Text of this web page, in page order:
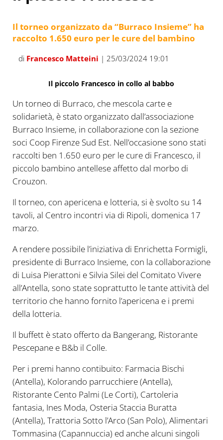
Il torneo organizzato da “Burraco Insieme” ha
raccolto 1.650 euro per le cure del bambino
di Francesco Matteini | 25/03/2024 19:01
Il piccolo Francesco in collo al babbo
Un torneo di Burraco, che mescola carte e
solidarietà, è stato organizzato dall’associazione
Burraco Insieme, in collaborazione con la sezione
soci Coop Firenze Sud Est. Nell’occasione sono stati
raccolti ben 1.650 euro per le cure di Francesco, il
piccolo bambino antellese affetto dal morbo di
Crouzon.
Il torneo, con apericena e lotteria, si è svolto su 14
tavoli, al Centro incontri via di Ripoli, domenica 17
marzo.
A rendere possibile l’iniziativa di Enrichetta Formigli,
presidente di Burraco Insieme, con la collaborazione
di Luisa Pierattoni e Silvia Silei del Comitato Vivere
all’Antella, sono state soprattutto le tante attività del
territorio che hanno fornito l’apericena e i premi
della lotteria.
Il buffett è stato offerto da Bangerang, Ristorante
Pescepane e B&b il Colle.
Per i premi hanno contibuito: Farmacia Bischi
(Antella), Kolorando parrucchiere (Antella),
Ristorante Cento Palmi (Le Corti), Cartoleria
fantasia, Ines Moda, Osteria Staccia Buratta
(Antella), Trattoria Sotto l’Arco (San Polo), Alimentari
Tommasina (Capannuccia) ed anche alcuni singoli